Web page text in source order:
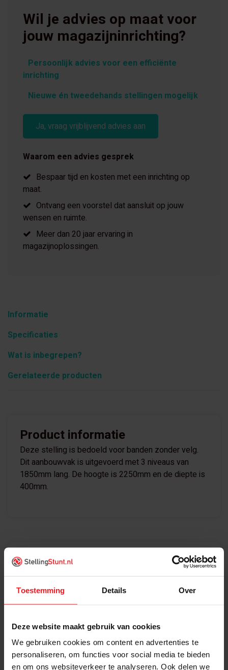
Toestemming Details Over
Deze website maakt gebruik van cookies
We gebruiken cookies om content en advertenties te
personaliseren, om functies voor social media te bieden
en om ons websiteverkeer te analyseren. Ook delen we
Wil je advies op maat voor
jouw magazijninrichting?
Persoonlijk advies voor een efficiënte
inrichting
Nieuwe én tweedehands stellingen mogelijk
Ja, vraag vrijblijvend advies aan
Waarom een advies gesprek
Bespaar tijd en kosten met een inrichting op
maat.
Ontvang een voorstel dat aansluit op jouw
wensen en ruimte.
Meer dan 20 jaar ervaring in
magazijnoplossingen.
Informatie
Specificaties
Wat is inbegrepen?
Gerelateerde producten
Product informatie
Deze stelling is bedoeld voor banden zonder velg.
Dit aanbouwvak is uitgevoerd met 3 niveaus van
1850mm lang. De hoogte is 2250mm en de diepte is
400mm.
Specificaties
Geschikt Voor
Banden zonder velg
Conditie
Nieuw